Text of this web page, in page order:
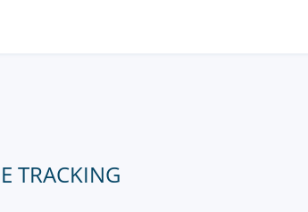
TRACKING